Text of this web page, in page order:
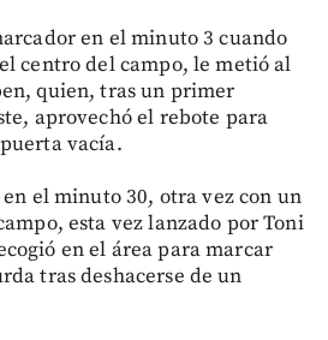
en el minuto 3 cuando
centro del campo, le metió al
quien, tras un primer
aprovechó el rebote para
vacía.
el minuto 30, otra vez con un
esta vez lanzado por Toni
en el área para marcar
tras deshacerse de un